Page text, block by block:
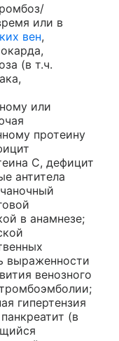
или в
вен,
(в т.ч.
или
протеину
С, дефицит
антитела
в анамнезе;
выраженности
венозного
гипертензия
(в